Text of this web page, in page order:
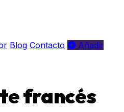
Blog Contacto
Añadir
francés